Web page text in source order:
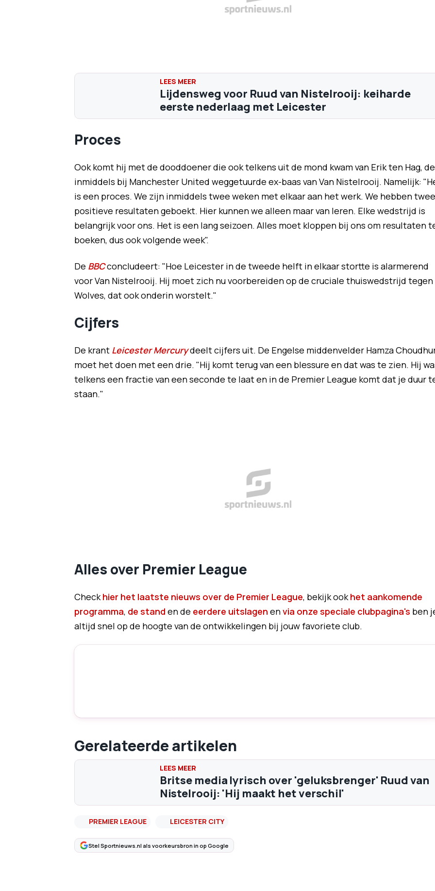
Lijdensweg voor Ruud van Nistelrooij: keiharde
eerste nederlaag met Leicester
Proces
Ook komt hij met de dooddoener die ook telkens uit de mond kwam van Erik ten Hag, de
inmiddels bij Manchester United weggetuurde ex-baas van Van Nistelrooij. Namelijk:
is een proces. We zijn inmiddels twee weken met elkaar aan het werk. We hebben twee
positieve resultaten geboekt. Hier kunnen we alleen maar van leren. Elke wedstrijd is
belangrijk voor ons. Het is een lang seizoen. Alles moet kloppen bij ons om resultaten
boeken, dus ook volgende week".
De BBCconcludeert: "Hoe Leicester in de tweede helft in elkaar stortte is alarmerend
voor Van Nistelrooij. Hij moet zich nu voorbereiden op de cruciale thuiswedstrijd tegen
Wolves, dat ook onderin worstelt."
Cijfers
De krant Leicester Mercurydeelt cijfers uit. De Engelse middenvelder Hamza
moet het doen met een drie. "Hij komt terug van een blessure en dat was te zien. Hij
telkens een fractie van een seconde te laat en in de Premier League komt dat je duur
staan."
Alles over Premier League
Checkhier het laatste nieuws over de Premier League, bekijk ookhet aankomende
programma, de stand en de eerdere uitslagen envia onze speciale clubpagina's ben
altijd snel op de hoogte van de ontwikkelingen bij jouw favoriete club.
Gerelateerde artikelen
Britse media lyrisch over 'geluksbrenger' Ruud van
Nistelrooij: 'Hij maakt het verschil'
PREMIER LEAGUE LEICESTER CITY
Stel Sportnieuws.nl als voorkeursbron in op Google